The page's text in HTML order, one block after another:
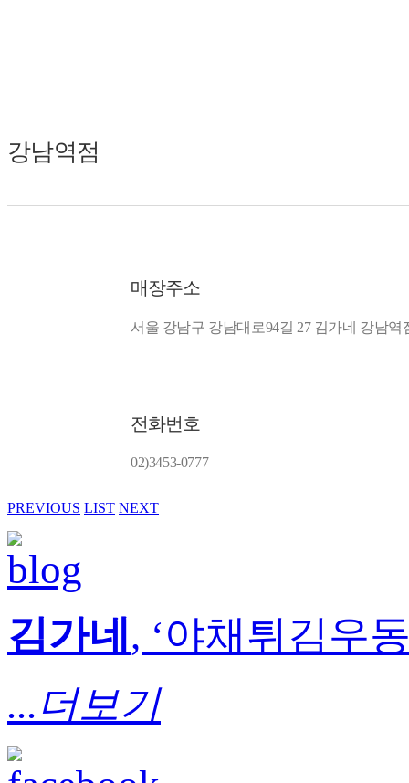
강남역점
매장주소
서울 강남구 강남대로94길 27 김가네 강남역
전화번호
02)3453-0777
PREVIOUS LIST NEXT
김가네 , ‘야채튀김우
...더보기